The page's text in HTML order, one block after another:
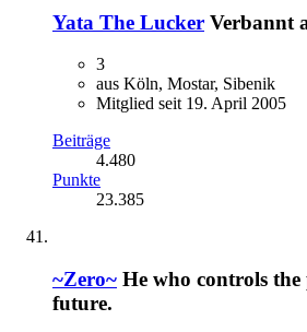
Yata The Lucker Verbannt
3
aus Köln, Mostar, Sibenik
Mitglied seit 19. April 2005
Beiträge
4.480
Punkte
23.385
~Zero~ He who controls the
future.